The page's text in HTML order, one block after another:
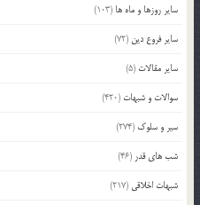
سایر روزها و ماه ها (103)
سایر فروع دین (72)
سایر مقالات (5)
سوالات و شبهات (420)
سیر و سلوک (274)
شب های قدر (46)
شبهات اخلاقی (217)